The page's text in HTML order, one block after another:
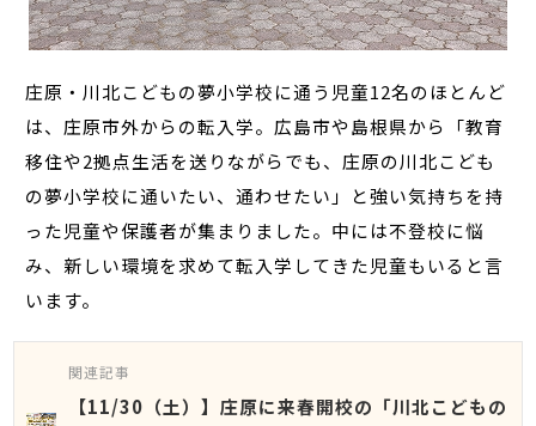
庄原・川北こどもの夢小学校に通う児童12名のほとんど
は、庄原市外からの転入学。広島市や島根県から「教育
移住や2拠点生活を送りながらでも、庄原の川北こども
の夢小学校に通いたい、通わせたい」と強い気持ちを持
った児童や保護者が集まりました。中には不登校に悩
み、新しい環境を求めて転入学してきた児童もいると言
います。
関連記事
【11/30（土）】庄原に来春開校の「川北こどもの